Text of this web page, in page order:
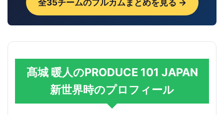
全35チームのフルカムまとめを見る →
髙城 暖人のPRODUCE 101 JAPAN
新世界時のプロフィール